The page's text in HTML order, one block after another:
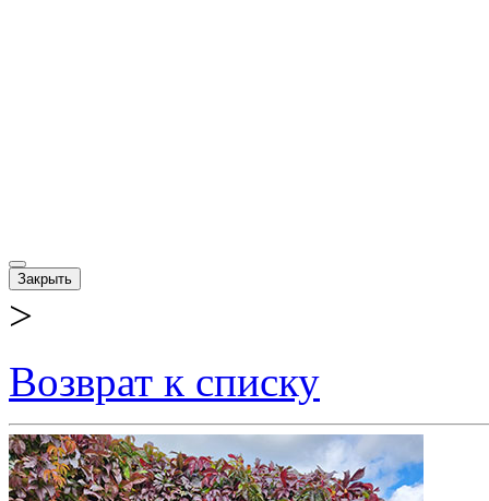
Закрыть
>
Возврат к списку